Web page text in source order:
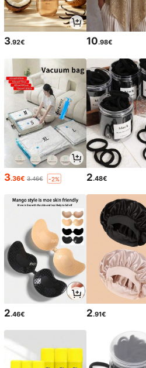
3.92€ 10.98€
3.36€ 3.46€ -2% 2.48€
2.46€ 2.91€